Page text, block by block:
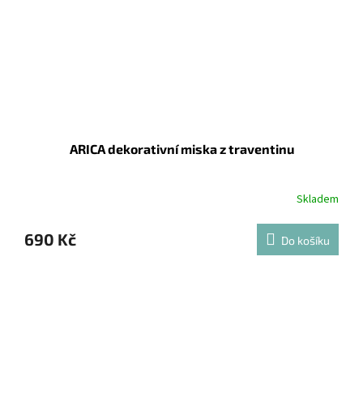
ARICA dekorativní miska z traventinu
Skladem
690 Kč Do košíku